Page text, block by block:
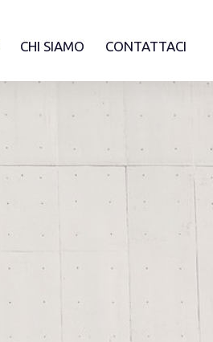
CHI SIAMO CONTATTACI